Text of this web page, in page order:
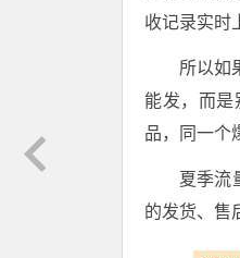
收记录实时
所以如
能发，而
品，同一个
夏季流
的发货、售